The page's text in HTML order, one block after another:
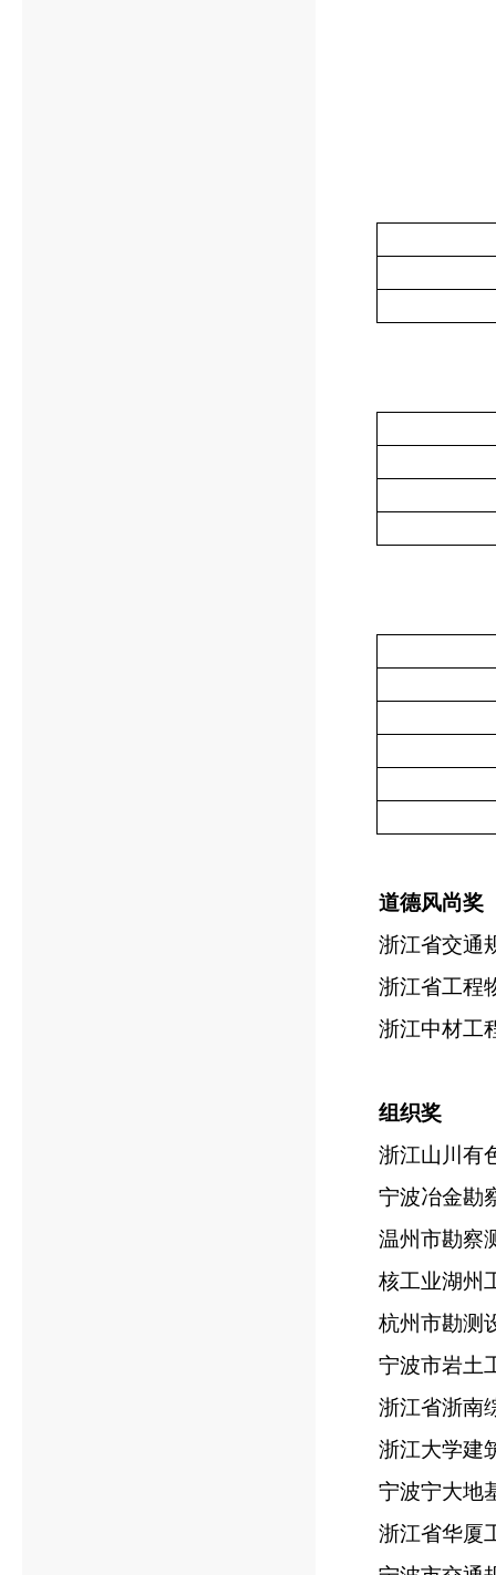
道德风尚奖
浙江省交通
浙江省工程
浙江中材工
组织奖
浙江山川有
宁波冶金勘
温州市勘察
核工业湖州
杭州市勘测
宁波市岩土
浙江省浙南
浙江大学建
宁波宁大地
浙江省华厦